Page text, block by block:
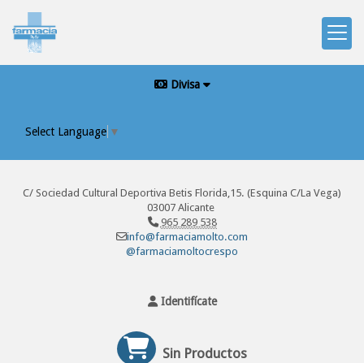
Divisa
Select Language ▼
C/ Sociedad Cultural Deportiva Betis Florida,15. (Esquina C/La Vega)
03007 Alicante
965 289 538
info@farmaciamolto.com
@farmaciamoltocrespo
Identifícate
Sin Productos